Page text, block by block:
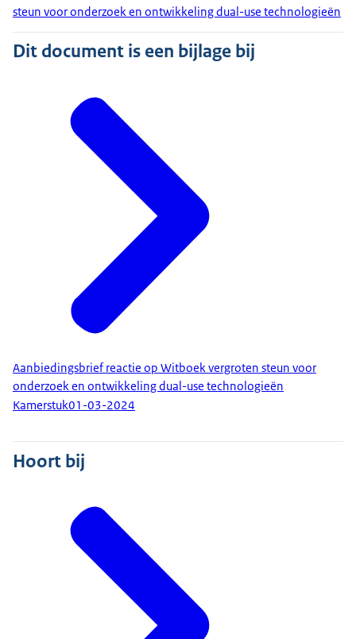
steun voor onderzoek en ontwikkeling dual-use technologieën
Dit document is een bijlage bij
Aanbiedingsbrief reactie op Witboek vergroten steun voor
onderzoek en ontwikkeling dual-use technologieën
Kamerstuk01-03-2024
Hoort bij